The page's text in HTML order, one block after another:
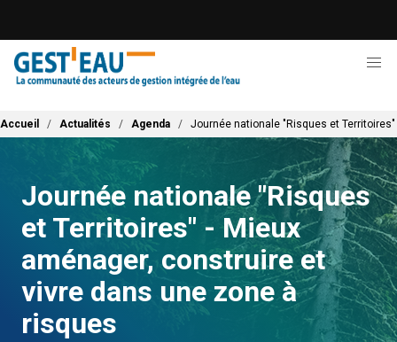
contenu
principal
Fil d'Ariane
Accueil Actualités Agenda Journée nationale "Risques et
Journée nationale "Risques
et Territoires" - Mieux
aménager, construire et
vivre dans une zone à
risques